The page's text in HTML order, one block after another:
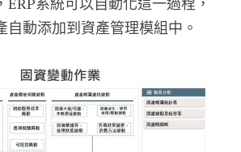
自動添加到資產管理模組中。